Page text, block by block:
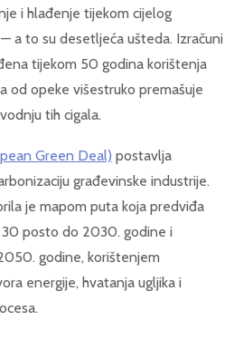
i hlađenje tijekom cijelog
a to su desetljeća ušteda. Izračuni
tijekom 50 godina korištenja
od opeke višestruko premašuje
tih cigala.
Green Deal) postavlja
građevinske industrije.
je mapom puta koja predviđa
posto do 2030. godine i
godine, korištenjem
energije, hvatanja ugljika i